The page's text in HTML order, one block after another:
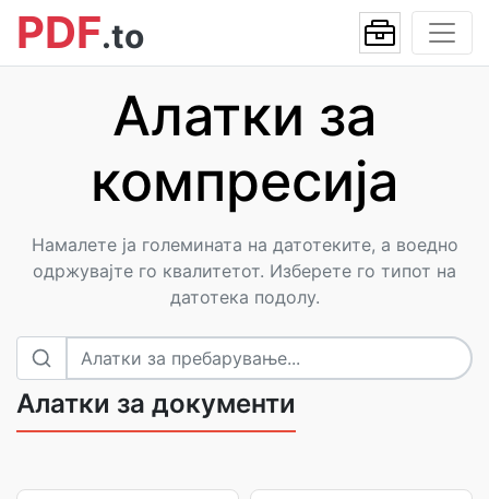
PDF.to
Алатки за
компресија
Намалете ја големината на датотеките, а воедно
одржувајте го квалитетот. Изберете го типот на
датотека подолу.
Алатки за документи